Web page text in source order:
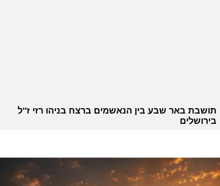
תושבת באר שבע בין הנאשמים ברצח בניהו רזי ז''ל
בירושלים